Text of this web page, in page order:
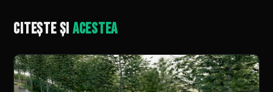
Citește șiacestea